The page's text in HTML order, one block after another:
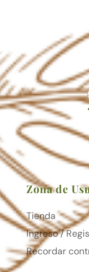
Zona de
Tienda
Ingreso /
Recordar